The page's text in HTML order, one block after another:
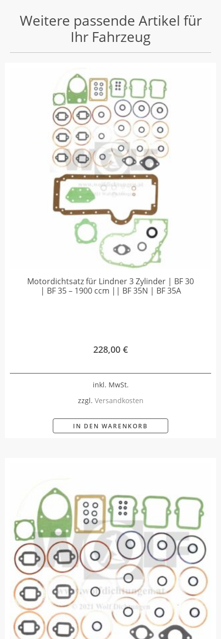
Weitere passende Artikel für
Ihr Fahrzeug
Motordichtsatz für Lindner 3 Zylinder | BF 30
| BF 35 – 1900 ccm || BF 35N | BF 35A
228,00 €
inkl. MwSt.
zzgl. Versandkosten
IN DEN WARENKORB